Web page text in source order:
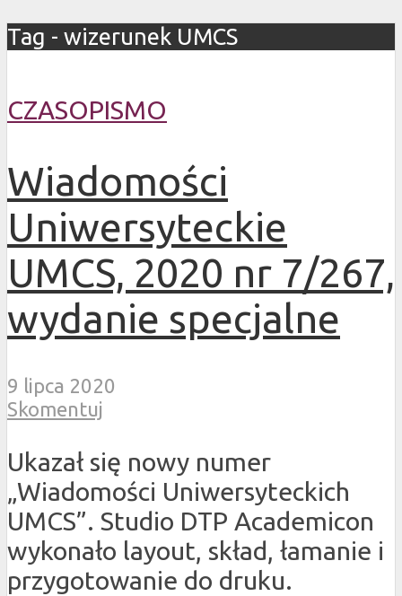
Tag - wizerunek UMCS
CZASOPISMO
Wiadomości
Uniwersyteckie
UMCS, 2020 nr 7/267,
wydanie specjalne
9 lipca 2020
Skomentuj
Ukazał się nowy numer
„Wiadomości Uniwersyteckich
UMCS”. Studio DTP Academicon
wykonało layout, skład, łamanie i
przygotowanie do druku.